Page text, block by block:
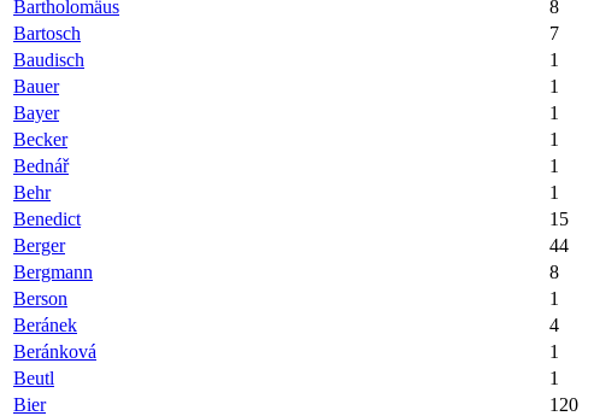
Bartholomäus
8
Bartosch
7
Baudisch
1
Bauer
1
Bayer
1
Becker
1
Bednář
1
Behr
1
Benedict
15
Berger
44
Bergmann
8
Berson
1
Beránek
4
Beránková
1
Beutl
1
Bier
120